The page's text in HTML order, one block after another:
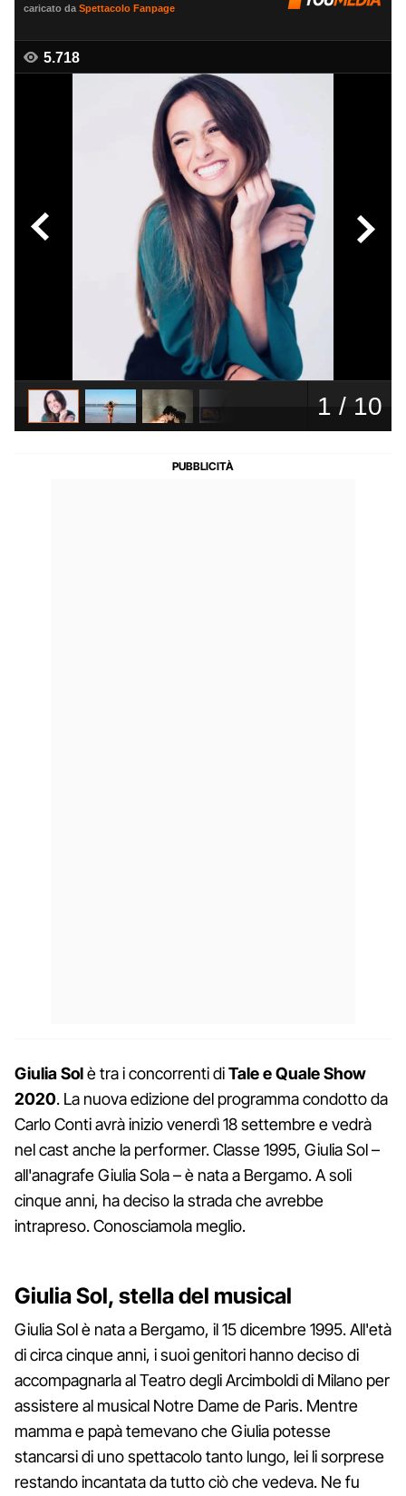
Giulia Solè tra i concorrenti diTale e Quale Show
2020. La nuova edizione del programma condotto da
Carlo Conti avrà inizio venerdì 18 settembre e vedrà
nel cast anche la performer. Classe 1995, Giulia Sol –
all'anagrafe Giulia Sola – è nata a Bergamo. A soli
cinque anni, ha deciso la strada che avrebbe
intrapreso. Conosciamola meglio.
Giulia Sol, stella del musical
Giulia Sol è nata a Bergamo, il 15 dicembre 1995. All'età
di circa cinque anni, i suoi genitori hanno deciso di
accompagnarla al Teatro degli Arcimboldi di Milano per
assistere al musical Notre Dame de Paris. Mentre
mamma e papà temevano che Giulia potesse
stancarsi di uno spettacolo tanto lungo, lei li sorprese
restando incantata da tutto ciò che vedeva. Ne fu